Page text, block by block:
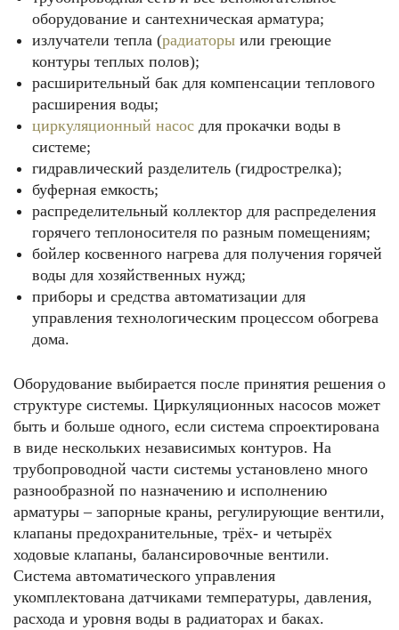
оборудование и сантехническая арматура;
излучатели тепла (радиаторы или греющие
контуры теплых полов);
расширительный бак для компенсации теплового
расширения воды;
циркуляционный насос для прокачки воды в
системе;
гидравлический разделитель (гидрострелка);
буферная емкость;
распределительный коллектор для распределения
горячего теплоносителя по разным помещениям;
бойлер косвенного нагрева для получения горячей
воды для хозяйственных нужд;
приборы и средства автоматизации для
управления технологическим процессом обогрева
дома.
Оборудование выбирается после принятия решения о
структуре системы. Циркуляционных насосов может
быть и больше одного, если система спроектирована
в виде нескольких независимых контуров. На
трубопроводной части системы установлено много
разнообразной по назначению и исполнению
арматуры – запорные краны, регулирующие вентили,
клапаны предохранительные, трёх- и четырёх
ходовые клапаны, балансировочные вентили.
Система автоматического управления
укомплектована датчиками температуры, давления,
расхода и уровня воды в радиаторах и баках.